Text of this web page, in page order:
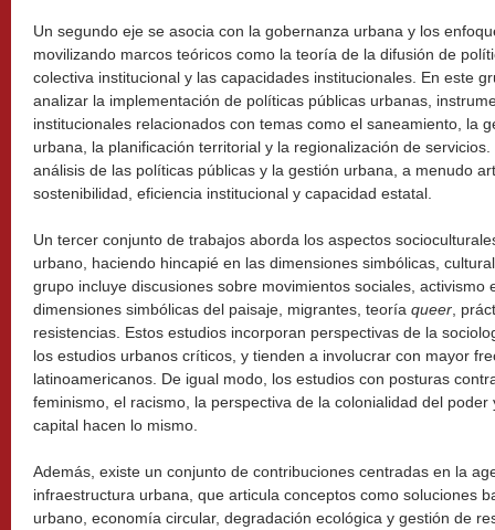
Un segundo eje se asocia con la gobernanza urbana y los
movilizando marcos teóricos como la teoría de la difusión de
colectiva institucional y las capacidades institucionales. En este
analizar la implementación de políticas públicas urbanas,
institucionales relacionados con temas como el saneamiento, la
urbana, la planificación territorial y la regionalización de
análisis de las políticas públicas y la gestión urbana, a menudo
sostenibilidad, eficiencia institucional y capacidad estatal.
Un tercer conjunto de trabajos aborda los aspectos
urbano, haciendo hincapié en las dimensiones simbólicas,
grupo incluye discusiones sobre movimientos sociales, activismo
dimensiones simbólicas del paisaje, migrantes, teoría queer ,
resistencias. Estos estudios incorporan perspectivas de la
los estudios urbanos críticos, y tienden a involucrar con mayor
latinoamericanos. De igual modo, los estudios con posturas
feminismo, el racismo, la perspectiva de la colonialidad del
capital hacen lo mismo.
Además, existe un conjunto de contribuciones centradas en la
infraestructura urbana, que articula conceptos como soluciones
urbano, economía circular, degradación ecológica y gestión de